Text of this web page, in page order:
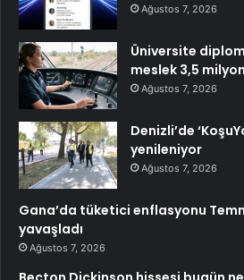
Ağustos 7, 2026
Üniversite
meslek 3,5
Ağustos 7, 2026
Denizli’de
yenileniyor
Ağustos 7, 2026
Gana’da tüketici enflasyonu
yavaşladı
Ağustos 7, 2026